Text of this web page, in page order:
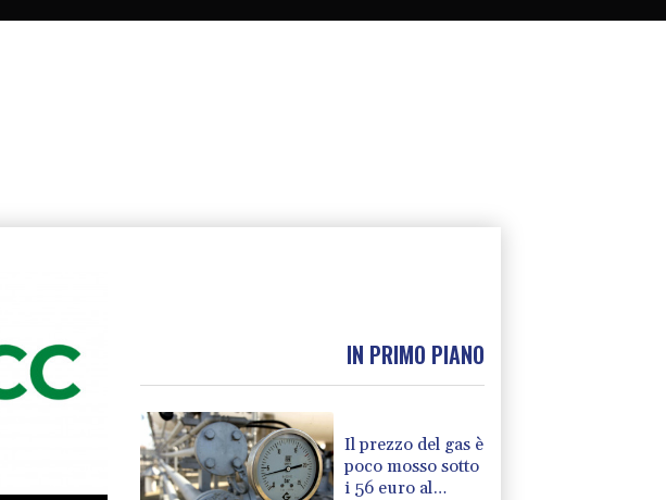
IN PRIMO PIANO
Il prezzo del gas è
poco mosso sotto
i 56 euro al